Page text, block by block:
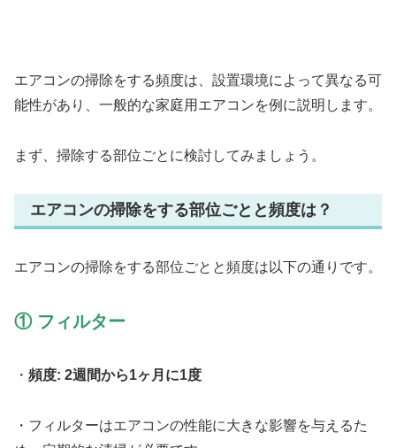
エアコンの掃除をする頻度は、設置環境によって異なる可
能性があり、一般的な家庭用エアコンを例に説明します。
まず、掃除する部位ごとに検討してみましょう。
エアコンの掃除をする部位ごとと頻度は？
エアコンの掃除をする部位ごとと頻度は以下の通りです。
① フィルター
・ 頻度: 2週間から1ヶ月に1度
・フィルターはエアコンの性能に大きな影響を与えるた